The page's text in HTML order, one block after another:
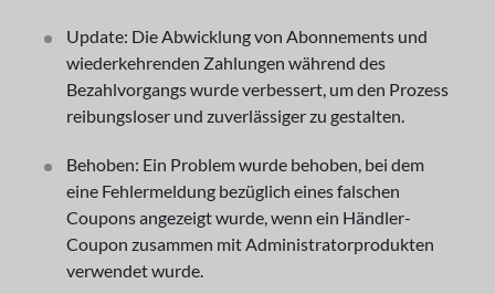
Update: Die Abwicklung von Abonnements und
wiederkehrenden Zahlungen während des
Bezahlvorgangs wurde verbessert, um den Prozess
reibungsloser und zuverlässiger zu gestalten.
Behoben: Ein Problem wurde behoben, bei dem
eine Fehlermeldung bezüglich eines falschen
Coupons angezeigt wurde, wenn ein Händler-
Coupon zusammen mit Administratorprodukten
verwendet wurde.